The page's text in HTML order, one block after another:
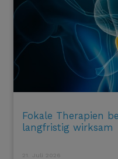
Fokale Therapien
langfristig wirksam
21. Juli 2026